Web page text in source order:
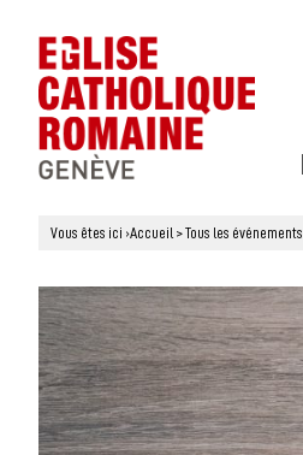
Vous êtes ici ›Accueil >Tous les événements